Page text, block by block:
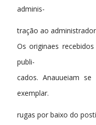
adminis-
tração ao
Os originaes
publi-
cados. Anauueiam se
exemplar.
rugas por baixo do